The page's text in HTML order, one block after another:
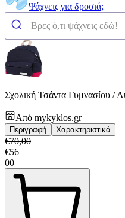
Ψάχνεις για δροσιά;
Σχολική Τσάντα Γυμνασίου /
Από mykyklos.gr
Περιγραφή Χαρακτηριστικά
€70,00
€56
00